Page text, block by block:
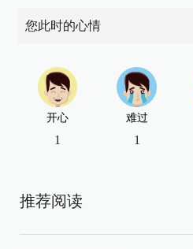
您此时的心情
开心
1
难过
1
推荐阅读